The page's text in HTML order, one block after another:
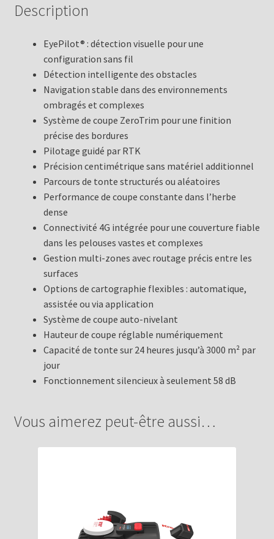
Description
EyePilot® : détection visuelle pour une
configuration sans fil
Détection intelligente des obstacles
Navigation stable dans des environnements
ombragés et complexes
Système de coupe ZeroTrim pour une finition
précise des bordures
Pilotage guidé par RTK
Précision centimétrique sans matériel additionnel
Parcours de tonte structurés ou aléatoires
Performance de coupe constante dans l’herbe
dense
Connectivité 4G intégrée pour une couverture fiable
dans les pelouses vastes et complexes
Gestion multi-zones avec routage précis entre les
surfaces
Options de cartographie flexibles : automatique,
assistée ou via application
Système de coupe auto-nivelant
Hauteur de coupe réglable numériquement
Capacité de tonte sur 24 heures jusqu’à 3000 m² par
jour
Fonctionnement silencieux à seulement 58 dB
Vous aimerez peut-être aussi…